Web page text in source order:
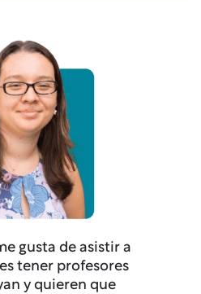
gusta de asistir a
tener profesores
y quieren que